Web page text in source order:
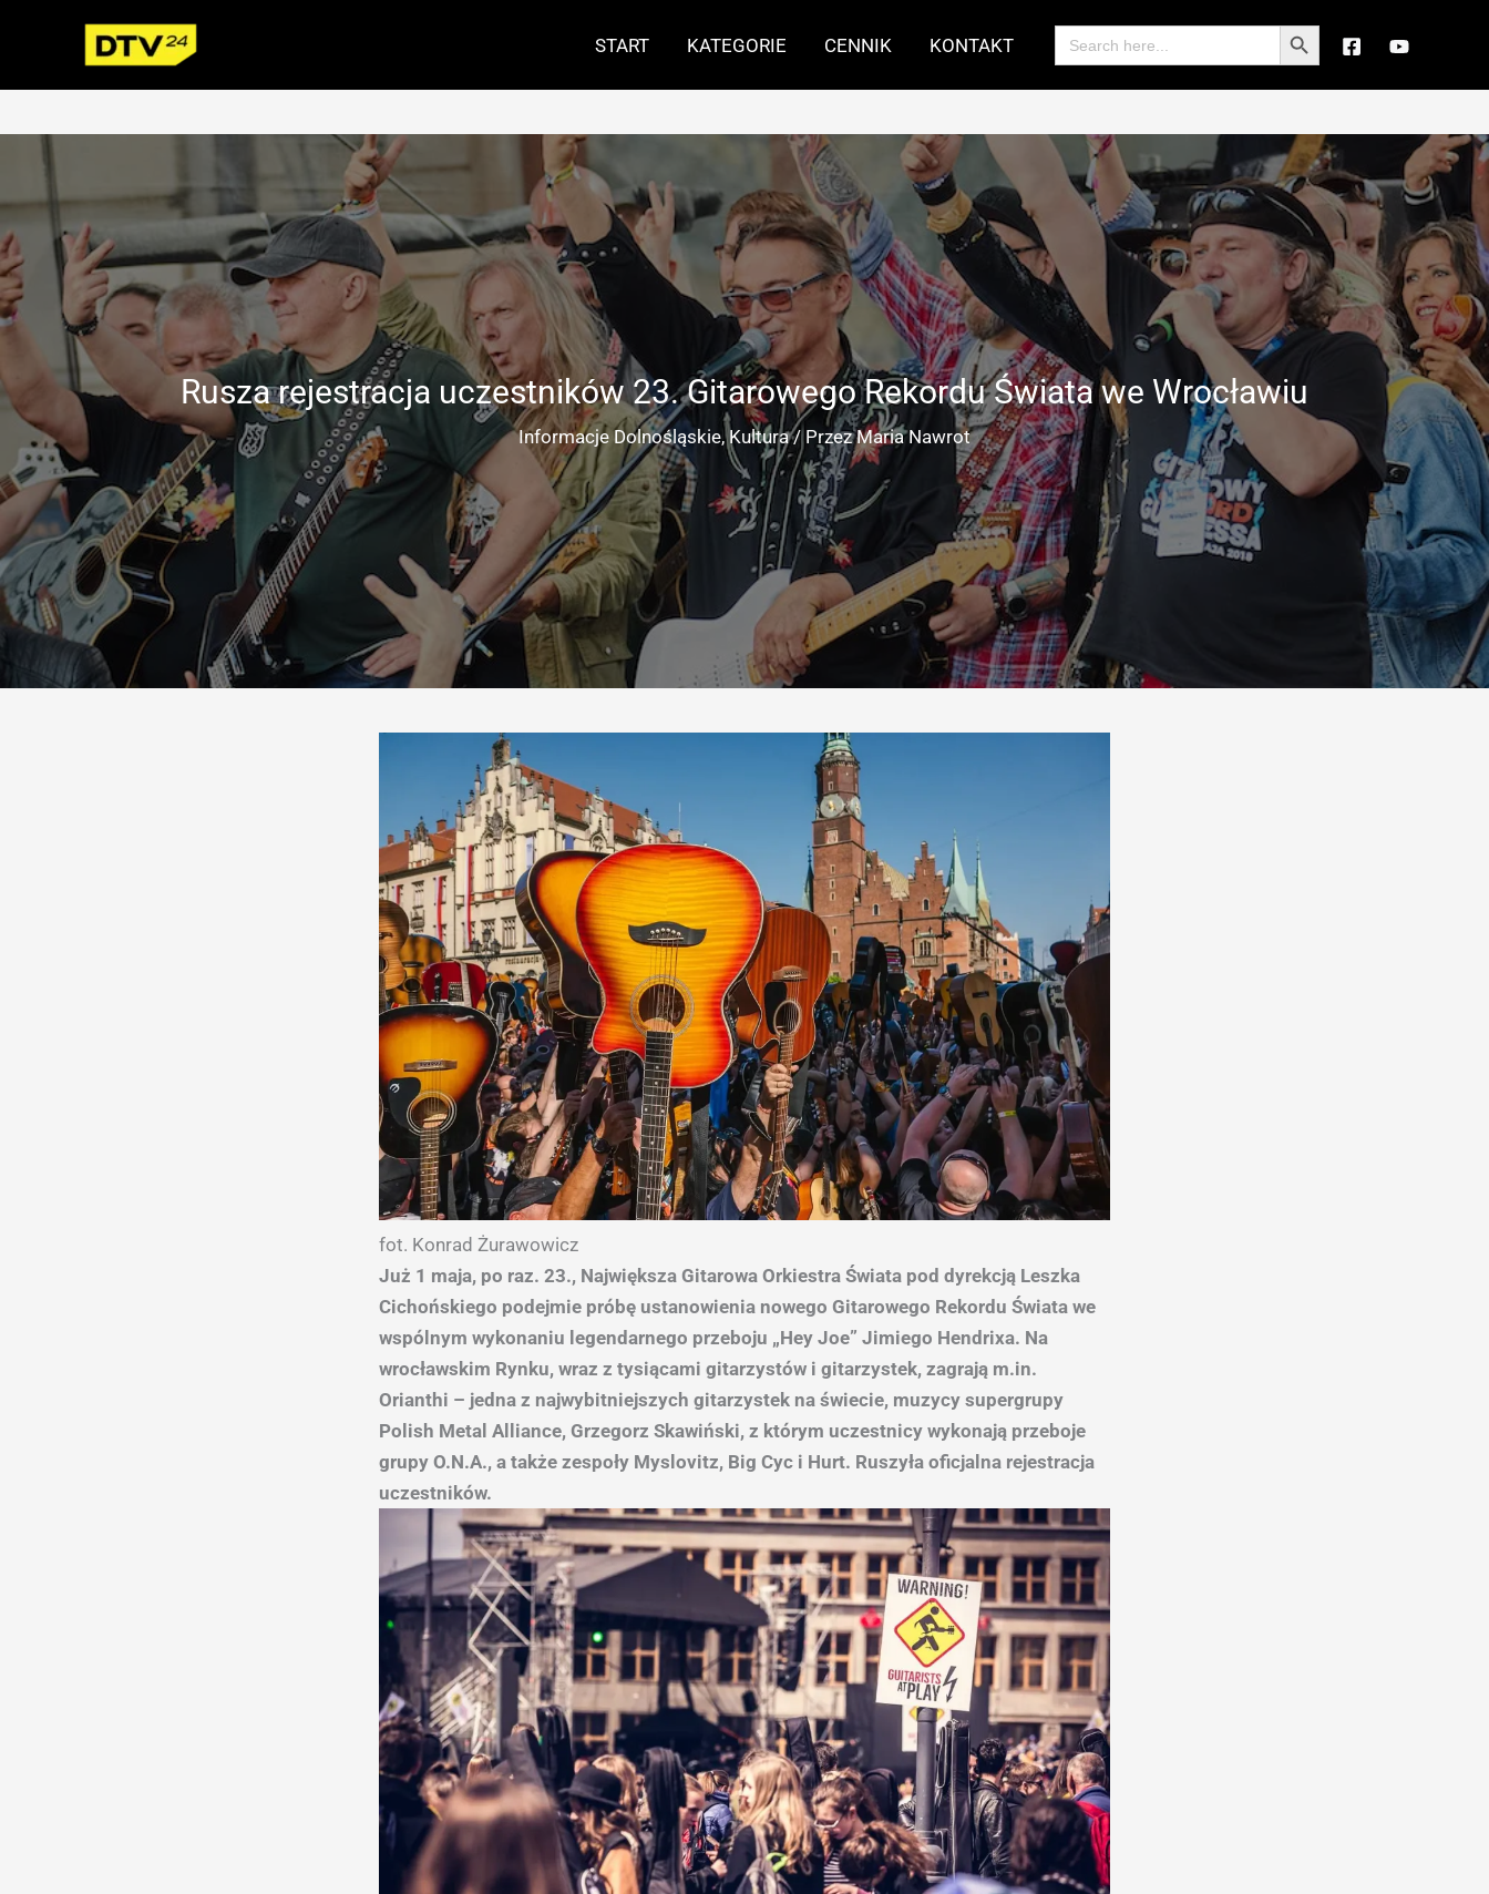
START KATEGORIE CENNIK KONTAKT
Search
for:
Search Button
Rusza rejestracja uczestników 23. Gitarowego Rekordu Świata we Wrocławiu
Informacje Dolnośląskie,Kultura/ PrzezMaria Nawrot
fot. Konrad Żurawowicz
Już 1 maja, po raz. 23., Największa Gitarowa Orkiestra Świata pod dyrekcją Leszka
Cichońskiego podejmie próbę ustanowienia nowego Gitarowego Rekordu Świata we
wspólnym wykonaniu legendarnego przeboju „Hey Joe” Jimiego Hendrixa. Na
wrocławskim Rynku, wraz z tysiącami gitarzystów i gitarzystek, zagrają m.in.
Orianthi – jedna z najwybitniejszych gitarzystek na świecie, muzycy supergrupy
Polish Metal Alliance, Grzegorz Skawiński, z którym uczestnicy wykonają przeboje
grupy O.N.A., a także zespoły Myslovitz, Big Cyc i Hurt. Ruszyła oficjalna rejestracja
uczestników.